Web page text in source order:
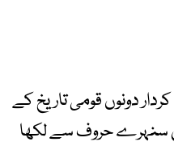
دونوں قومی تاریخ کے
سنہرے حروف سے لکھا